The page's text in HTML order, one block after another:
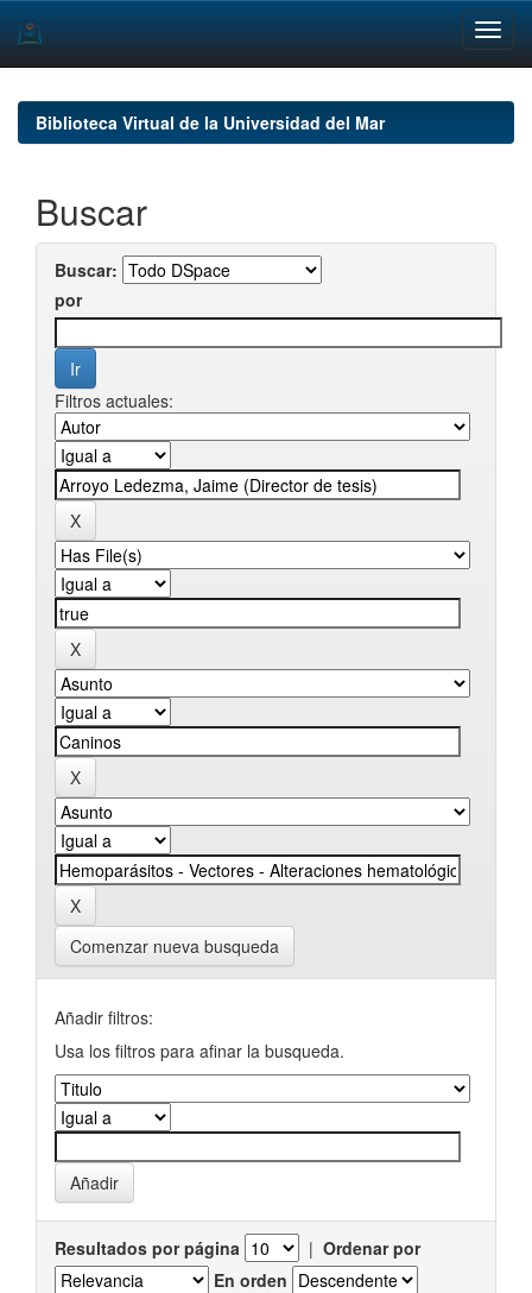
navigationBiblioteca Virtual de la Universidad del Mar
Buscar
Buscar:
por
Filtros actuales:
Comenzar nueva busqueda
Añadir filtros:
Usa los filtros para afinar la busqueda.
Resultados por página | Ordenar por
En orden